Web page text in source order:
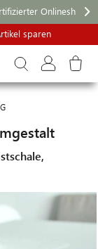
Onlineshop
sparen